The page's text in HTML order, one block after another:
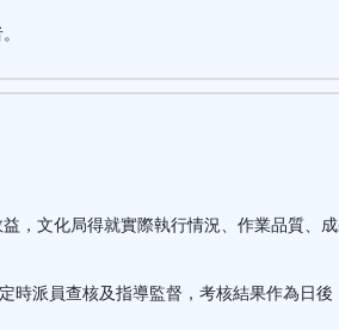
，文化局得就實際執行情況、作業品質、
員查核及指導監督，考核結果作為日後